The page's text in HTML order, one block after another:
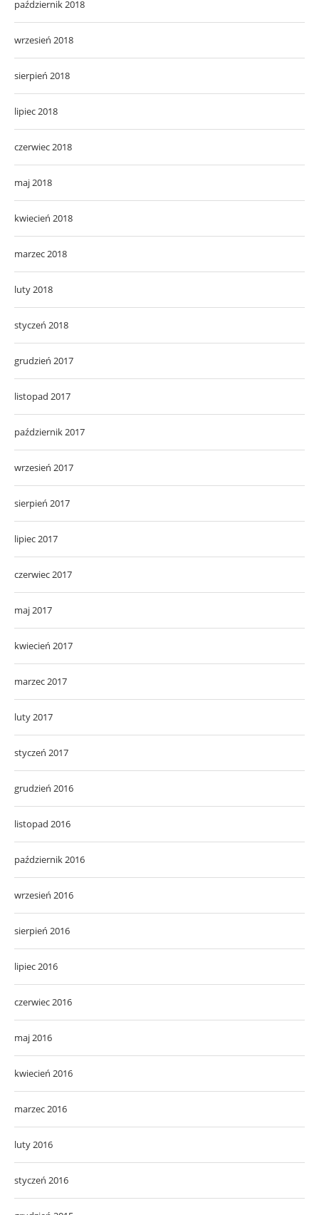
październik 2018
wrzesień 2018
sierpień 2018
lipiec 2018
czerwiec 2018
maj 2018
kwiecień 2018
marzec 2018
luty 2018
styczeń 2018
grudzień 2017
listopad 2017
październik 2017
wrzesień 2017
sierpień 2017
lipiec 2017
czerwiec 2017
maj 2017
kwiecień 2017
marzec 2017
luty 2017
styczeń 2017
grudzień 2016
listopad 2016
październik 2016
wrzesień 2016
sierpień 2016
lipiec 2016
czerwiec 2016
maj 2016
kwiecień 2016
marzec 2016
luty 2016
styczeń 2016